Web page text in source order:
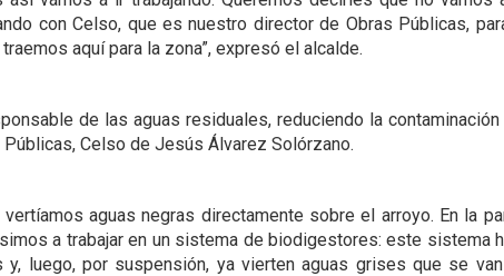
con Celso, que es nuestro director de Obras Públicas,
aquí para la zona”,expresó el alcalde.
de las aguas residuales, reduciendo la
Celso de Jesús Álvarez Solórzano.
aguas negras directamente sobre el arroyo. En la
a trabajar en un sistema de biodigestores: este sistema
luego, por suspensión, ya vierten aguas grises que se